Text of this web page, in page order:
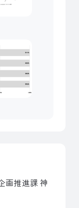
画推進課 神